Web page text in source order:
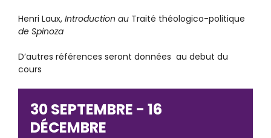
Henri Laux, Introduction au Traité théologico-politique
de Spinoza
D’autres références seront données au debut du
cours
30 SEPTEMBRE - 16
DÉCEMBRE